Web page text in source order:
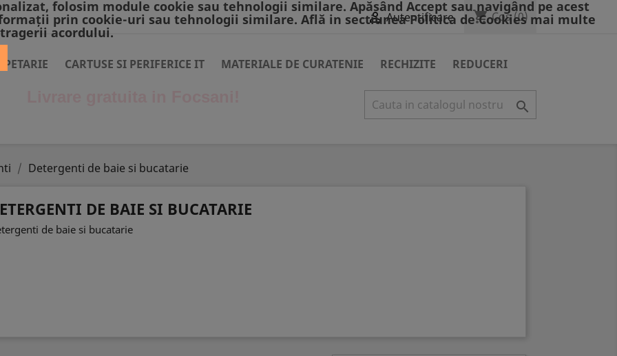
 Autentificare shopping_cartCos(0)
CARTUSE SI PERIFERICE IT MATERIALE DE CURATENIE RECHIZITE REDUCERI

Detergenti de baie si bucatarie
DE BAIE SI BUCATARIE
de baie si bucatarie
folosim module cookie sau tehnologii similare. Apăsând Accept sau navigând pe acest
prin cookie-uri sau tehnologii similare. Află in sectiunea Politica de Cookies mai multe
acordului.